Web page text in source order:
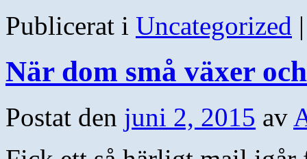
Publicerat i Uncategorized |
När dom små växer
Postat den juni 2, 2015 av